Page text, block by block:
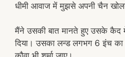
धीमी आवाज में मुझसे अपनी चैन
मैंने उसकी बात मानते हुए उसके कैद
दिया। उसका लन्ड लगभग 6 इंच का